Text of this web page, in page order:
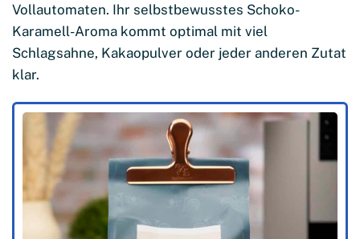
Vollautomaten. Ihr selbstbewusstes Schoko-
Karamell-Aroma kommt optimal mit viel
Schlagsahne, Kakaopulver oder jeder anderen Zutat
klar.